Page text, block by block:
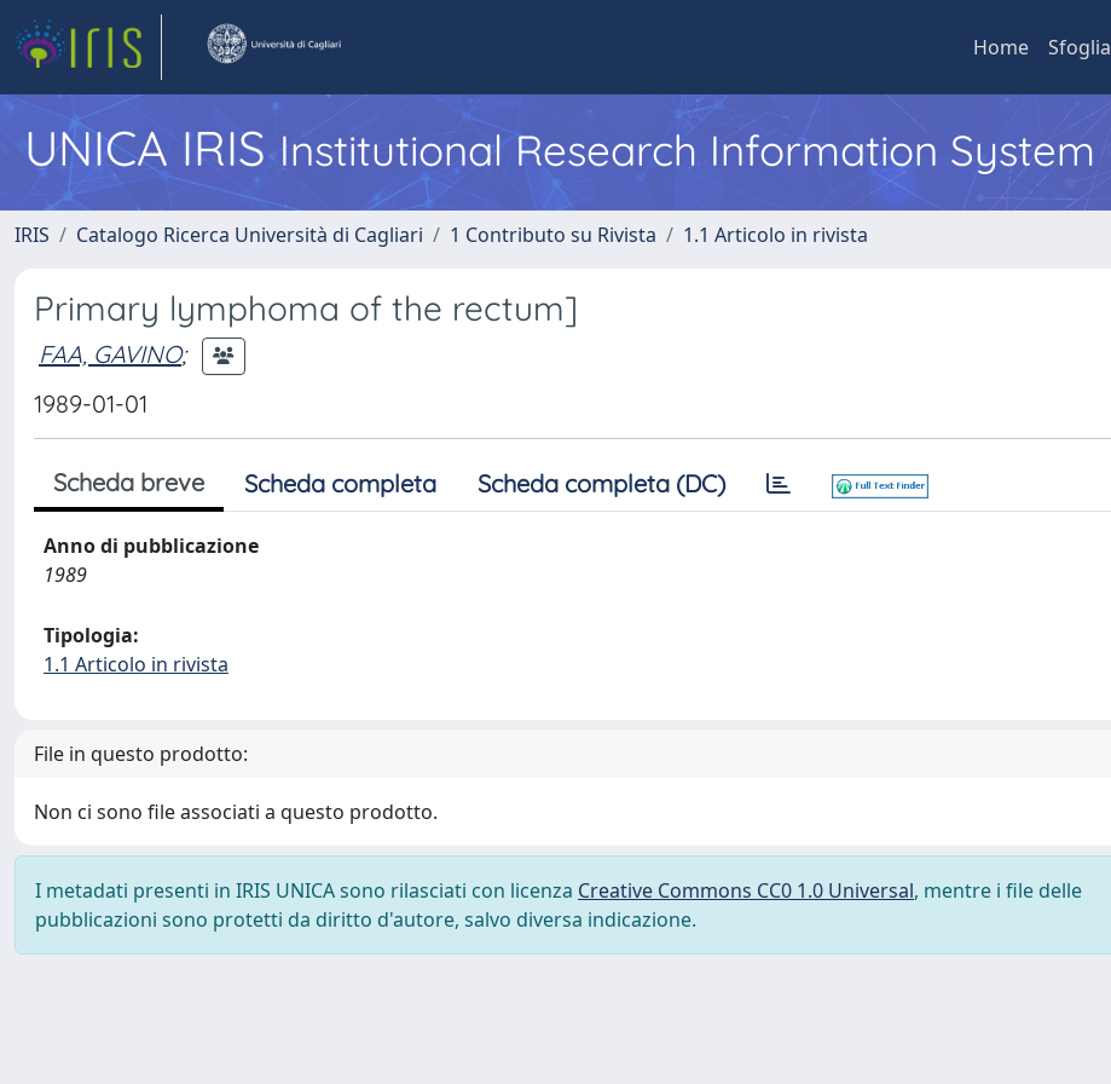
Home Sfoglia
UNICA IRISInstitutional Research Information System
IRIS Catalogo Ricerca Università di Cagliari 1 Contributo su Rivista 1.1 Articolo in rivista
Primary lymphoma of the rectum]
FAA, GAVINO;
1989-01-01
Scheda breve Scheda completa Scheda completa (DC)
Anno di pubblicazione
1989
Tipologia:
1.1 Articolo in rivista
File in questo prodotto:
Non ci sono file associati a questo prodotto.
I metadati presenti in IRIS UNICA sono rilasciati con licenza Creative Commons CC0 1.0 Universal, mentre i file delle
pubblicazioni sono protetti da diritto d'autore, salvo diversa indicazione.